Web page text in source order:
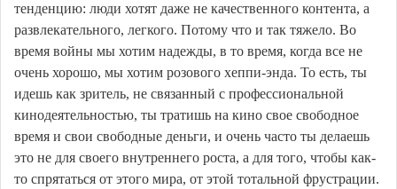
тенденцию: люди хотят даже не качественного контента, а
развлекательного, легкого. Потому что и так тяжело. Во
время войны мы хотим надежды, в то время, когда все не
очень хорошо, мы хотим розового хеппи-энда. То есть, ты
идешь как зритель, не связанный с профессиональной
кинодеятельностью, ты тратишь на кино свое свободное
время и свои свободные деньги, и очень часто ты делаешь
это не для своего внутреннего роста, а для того, чтобы как-
то спрятаться от этого мира, от этой тотальной фрустрации.